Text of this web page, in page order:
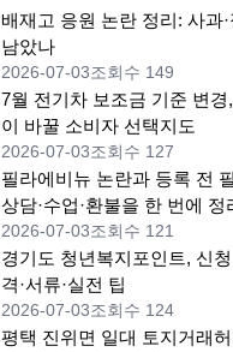
배재고 응원 논란 정리: 사과
남았나
2026-07-03조회수 149
7월 전기차 보조금 기준 변
이 바꿀 소비자 선택지도
2026-07-03조회수 127
필라에비뉴 논란과 등록 전
상담·수업·환불을 한 번에 정
2026-07-03조회수 121
경기도 청년복지포인트, 신
격·서류·실전 팁
2026-07-03조회수 124
평택 진위면 일대 토지거래